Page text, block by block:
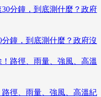
鐘，到底測什麼？政府沒
徑、雨量、強風、高溫紀